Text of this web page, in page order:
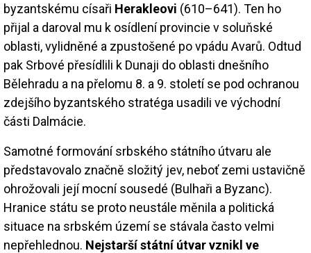
byzantskému císaři Herakleovi (610–641). Ten ho
přijal a daroval mu k osídlení provincie v soluňské
oblasti, vylidněné a zpustošené po vpádu Avarů. Odtud
pak Srbové přesídlili k Dunaji do oblasti dnešního
Bělehradu a na přelomu 8. a 9. století se pod ochranou
zdejšího byzantského stratéga usadili ve východní
části Dalmácie.
Samotné formování srbského státního útvaru ale
představovalo značně složitý jev, neboť zemi ustavičně
ohrožovali její mocní sousedé (Bulhaři a Byzanc).
Hranice státu se proto neustále měnila a politická
situace na srbském území se stávala často velmi
nepřehlednou. Nejstarší státní útvar vznikl ve